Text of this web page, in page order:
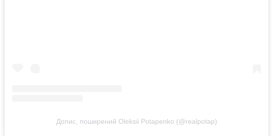
Допис, поширений Oleksii Potapenko (@realpotap)